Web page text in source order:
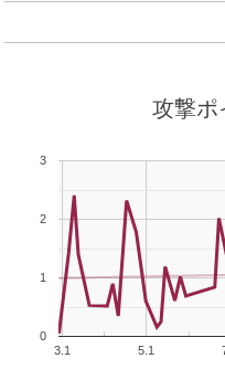
攻撃ポ
3.1 5.1
0
1
2
3